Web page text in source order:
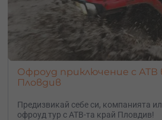
Офроуд приключение с АТВ
Пловдив
Предизвикай себе си, компанията
офроуд тур с АТВ-та край Пловдив!